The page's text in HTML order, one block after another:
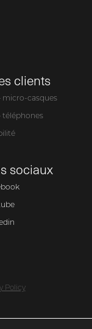
clients
micro-casques
téléphones
sociaux
Policy